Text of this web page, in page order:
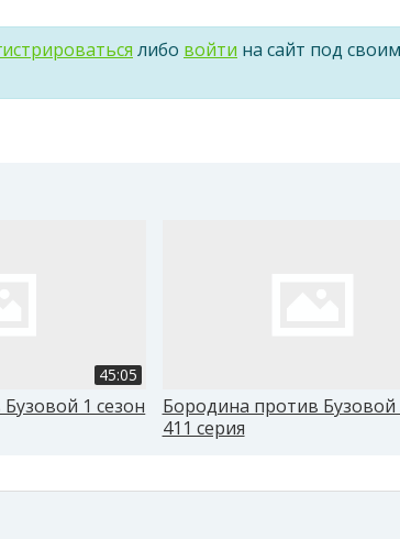
либо войти на сайт под своим
45:05
1 сезон
Бородина против Бузовой
411 серия